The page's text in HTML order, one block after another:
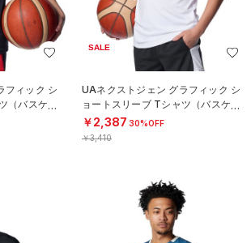
フィック シ
（バスケッ
SALE
UAネクストジェン グラフィック シ
ョートスリーブ Tシャツ（バスケッ
トボール/BOYS）
￥2,387 30%OFF
￥3,410